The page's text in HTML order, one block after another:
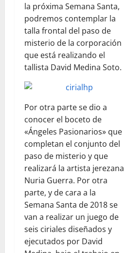
la próxima Semana Santa,
podremos contemplar la
talla frontal del paso de
misterio de la corporación
que está realizando el
tallista David Medina Soto.
Por otra parte se dio a
conocer el boceto de
«Ángeles Pasionarios» que
completan el conjunto del
paso de misterio y que
realizará la artista jerezana
Nuria Guerra. Por otra
parte, y de cara a la
Semana Santa de 2018 se
van a realizar un juego de
seis ciriales diseñados y
ejecutados por David